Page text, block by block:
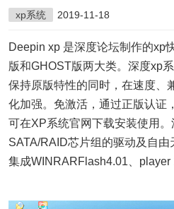
xp系统 2019-11-18
Deepin xp 是深度论坛制作的xp
版和GHOST版两大类。深度xp
保持原版特性的同时，在速度、
化加强。免激活，通过正版认证
可在XP系统官网下载安装使用
SATA/RAID芯片组的驱动及自由
集成WINRARFlash4.01、player